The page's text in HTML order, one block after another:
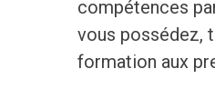
compétences
vous possédez,
formation aux